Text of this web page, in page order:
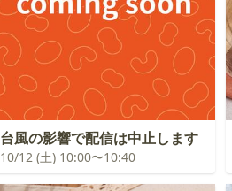
台風の影響で配信は中止します
10/12 (土) 10:00〜10:40